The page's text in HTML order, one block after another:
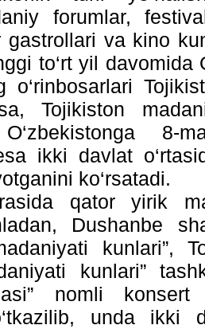
forumlar,
gastrollari va kino
to‘rt yil davomida
Tojikiston
O‘zbekistonga 8-
ikki davlat
ko‘rsatadi.
qator yirik
Dushanbe
kunlari”,
kunlari”
nomli
unda ikki